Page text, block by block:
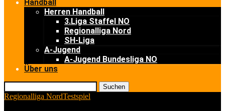
Handball
Herren Handball
3.Liga Staffel NO
Regionalliga Nord
SH-Liga
A-Jugend
A-Jugend Bundesliga NO
Über uns
Suchen
Regionalliga NordTestspiel